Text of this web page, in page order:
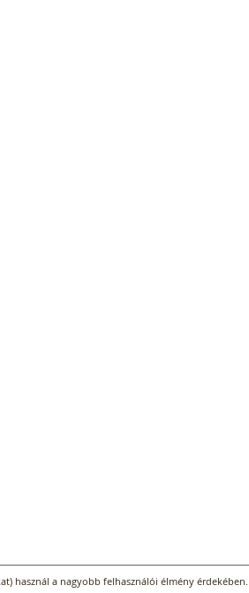
használ a nagyobb felhasználói élmény